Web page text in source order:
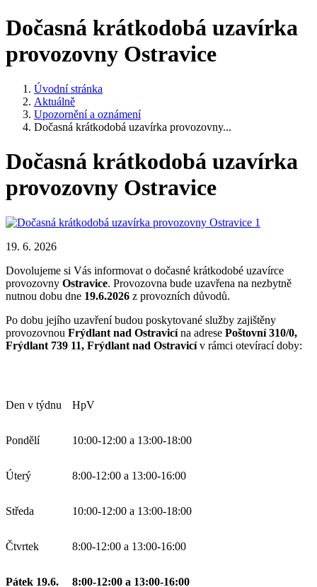
Dočasná krátkodobá uzavírka
provozovny Ostravice
Úvodní stránka
Aktuálně
Upozornění a oznámení
Dočasná krátkodobá uzavírka provozovny...
Dočasná krátkodobá uzavírka
provozovny Ostravice
19. 6. 2026
Dovolujeme si Vás informovat o dočasné krátkodobé uzavírce
provozovny Ostravice. Provozovna bude uzavřena na nezbytně
nutnou dobu dne 19.6.2026 z provozních důvodů.
Po dobu jejího uzavření budou poskytované služby zajištěny
provozovnou Frýdlant nad Ostravicína adrese Poštovní 310/0,
Frýdlant 739 11, Frýdlant nad Ostravicív rámci otevírací doby:
Den v týdnu HpV
Pondělí 10:00-12:00 a 13:00-18:00
Úterý 8:00-12:00 a 13:00-16:00
Středa 10:00-12:00 a 13:00-18:00
Čtvrtek 8:00-12:00 a 13:00-16:00
Pátek 19.6. 8:00-12:00 a 13:00-16:00